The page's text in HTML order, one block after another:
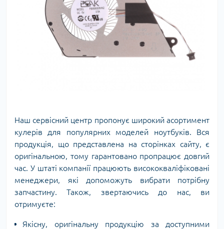
Наш сервісний центр пропонує широкий асортимент
кулерів для популярних моделей ноутбуків. Вся
продукція, що представлена ​​на сторінках сайту, є
оригінальною, тому гарантовано пропрацює довгий
час. У штаті компанії працюють висококваліфіковані
менеджери, які допоможуть вибрати потрібну
запчастину. Також, звертаючись до нас, ви
отримуєте:
Якісну, оригінальну продукцію за доступними